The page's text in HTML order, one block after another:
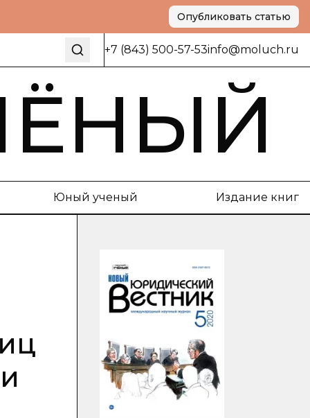
Опубликовать статью
+7 (843) 500-57-53info@moluch.ru
Юный ученый Издание книг